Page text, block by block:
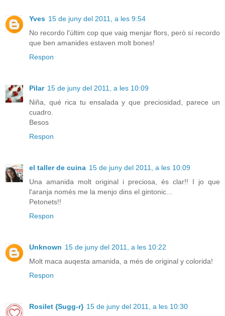
Yves 15 de juny del 2011, a les 9:54
No recordo l'últim cop que vaig menjar flors, però sí recordo
que ben amanides estaven molt bones!
Respon
Pilar 15 de juny del 2011, a les 10:09
Niña, qué rica tu ensalada y que preciosidad, parece un
cuadro.
Besos
Respon
el taller de cuina 15 de juny del 2011, a les 10:09
Una amanida molt original i preciosa, és clar!! I jo que
l'aranja només me la menjo dins el gintonic...
Petonets!!
Respon
Unknown 15 de juny del 2011, a les 10:22
Molt maca auqesta amanida, a més de original y colorida!
Respon
Rosilet {Sugg-r} 15 de juny del 2011, a les 10:30